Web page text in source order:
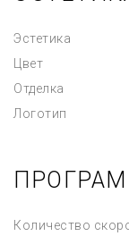
Эстетика
Цвет
Отделка
Логотип
Количество